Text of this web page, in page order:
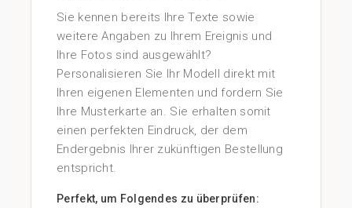
Sie kennen bereits Ihre Texte sowie
weitere Angaben zu Ihrem Ereignis und
Ihre Fotos sind ausgewählt?
Personalisieren Sie Ihr Modell direkt mit
Ihren eigenen Elementen und fordern Sie
Ihre Musterkarte an. Sie erhalten somit
einen perfekten Eindruck, der dem
Endergebnis Ihrer zukünftigen Bestellung
entspricht.
Perfekt, um Folgendes zu überprüfen: